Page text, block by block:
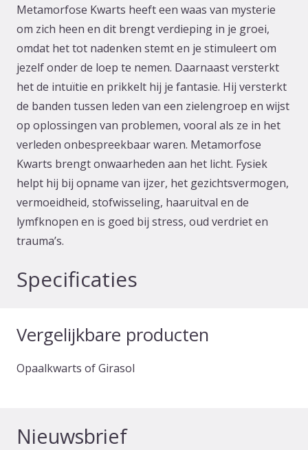
Metamorfose Kwarts heeft een waas van mysterie
om zich heen en dit brengt verdieping in je groei,
omdat het tot nadenken stemt en je stimuleert om
jezelf onder de loep te nemen. Daarnaast versterkt
het de intuïtie en prikkelt hij je fantasie. Hij versterkt
de banden tussen leden van een zielengroep en wijst
op oplossingen van problemen, vooral als ze in het
verleden onbespreekbaar waren. Metamorfose
Kwarts brengt onwaarheden aan het licht. Fysiek
helpt hij bij opname van ijzer, het gezichtsvermogen,
vermoeidheid, stofwisseling, haaruitval en de
lymfknopen en is goed bij stress, oud verdriet en
trauma’s.
Specificaties
Vergelijkbare producten
Opaalkwarts of Girasol
Nieuwsbrief